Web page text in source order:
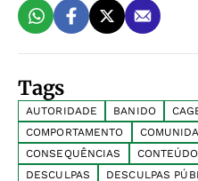
Tags
AUTORIDADE BANIDO
COMPORTAMENTO
CONSEQUÊNCIAS
DESCULPAS
DESCULPAS